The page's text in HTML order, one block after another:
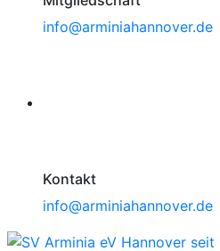
info@arminiahannover.de
Kontakt
info@arminiahannover.de